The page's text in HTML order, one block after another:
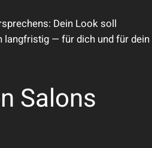
Dein Look soll
langfristig — für dich und für dein
Salons